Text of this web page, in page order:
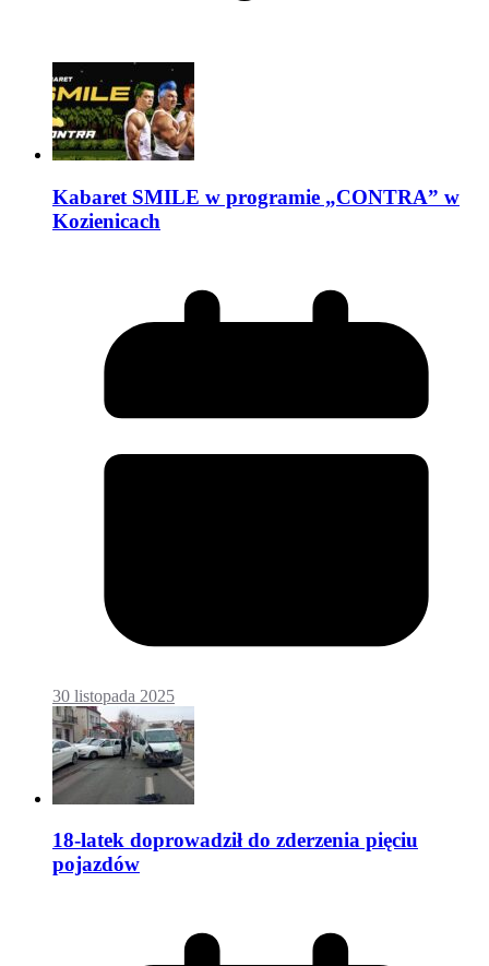
Kabaret SMILE w programie „CONTRA” w
Kozienicach
30 listopada 2025
18-latek doprowadził do zderzenia pięciu
pojazdów